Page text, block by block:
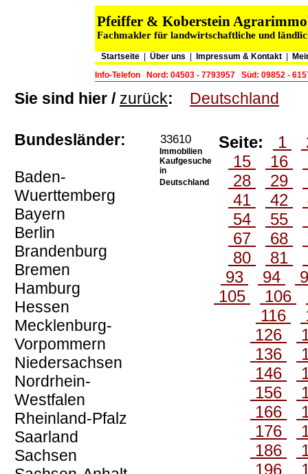
Pfeiffer & Koberstein
Fachmakler für landwirtschaftliche und
Startseite Über uns Impressum & Kontakt
Info-Telefon
Nord: 04503 - 7793957 Süd: 09852 -
Sie sind hier / zurück: Deutschland
Bundesländer:
Baden-
Wuerttemberg
Bayern
Berlin
Brandenburg
Bremen
Hamburg
Hessen
Mecklenburg-
Vorpommern
Niedersachsen
Nordrhein-
Westfalen
Rheinland-Pfalz
Saarland
Sachsen
33610
Immobilien
Kaufgesuche
in
Deutschland
Seite: 1
15
16
28
29
41
42
54
55
67
68
80
81
93
94
105
106
116
126
136
146
156
166
176
186
196